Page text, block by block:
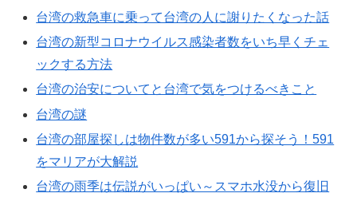
台湾の救急車に乗って台湾の人に謝りたくなった話
台湾の新型コロナウイルス感染者数をいち早くチェ
ックする方法
台湾の治安についてと台湾で気をつけるべきこと
台湾の謎
台湾の部屋探しは物件数が多い591から探そう！591
をマリアが大解説
台湾の雨季は伝説がいっぱい～スマホ水没から復旧